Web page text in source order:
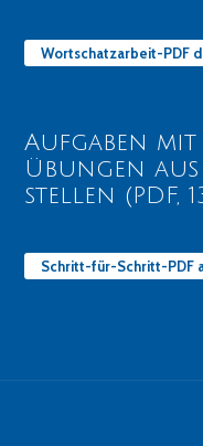
Wortschatzarbeit-PDF
Aufgaben
Übungen
stellen (PDF,
Schritt-für-Schritt-PDF